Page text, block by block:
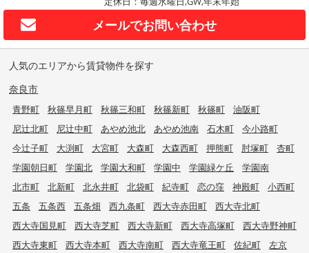
メールでお問い合わせ
人気のエリアから賃貸物件を探す
奈良市
青野町 秋篠早月町 秋篠三和町 秋篠新町 秋篠町
油阪町
尼辻北町
尼辻中町 あやめ池北 あやめ池南 石木町
今小路町
今辻子町
大渕町 大宮町 大森町 大森西町 押熊町 肘塚町
杏町
学園朝日町
学園北 学園大和町 学園中 学園緑ケ丘
学園南
北市町
北新町 北永井町 北袋町 紀寺町 恋の窪 神殿町
小西町
五条
五条西 五条畑 西九条町 西大寺赤田町
西大寺北町
西大寺国見町
西大寺芝町 西大寺新町 西大寺高塚町
西大寺野神町
西大寺東町
西大寺本町 西大寺南町 西大寺竜王町 佐紀町
左京